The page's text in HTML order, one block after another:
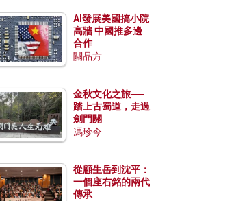
AI發展美國搞小院
高牆 中國推多邊
合作
關品方
金秋文化之旅──
踏上古蜀道，走過
劍門關
馮珍今
從顧生岳到沈平：
一個座右銘的兩代
傳承